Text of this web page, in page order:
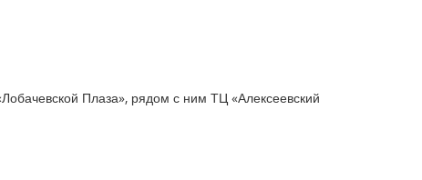
Плаза», рядом с ним ТЦ «Алексеевский